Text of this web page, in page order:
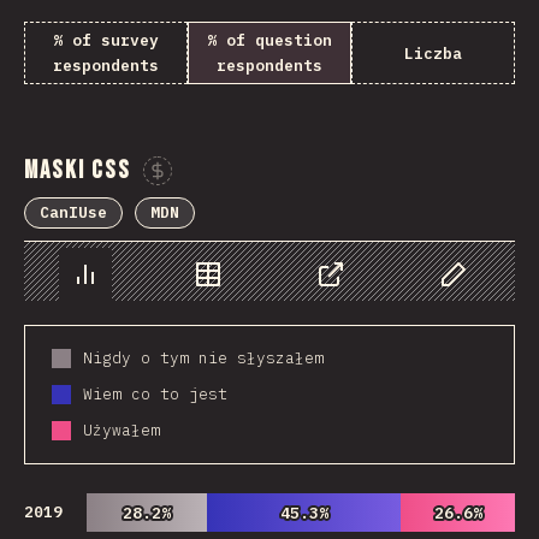
% of survey
respondents
% of question
respondents
Liczba
Maski CSS
CanIUse MDN
Chart Data Share Customize
Nigdy o tym nie słyszałem
Wiem co to jest
Używałem
2019 28.2%
28.2% 45.3%
45.3% 26.6%
26.6%